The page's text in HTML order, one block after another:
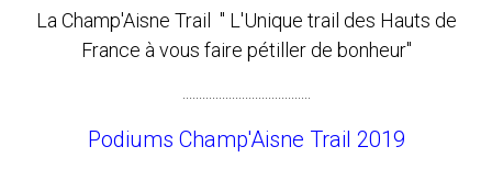
La Champ'Aisne Trail " L'Unique trail des Hauts de
France à vous faire pétiller de bonheur"
Podiums Champ'Aisne Trail 2019